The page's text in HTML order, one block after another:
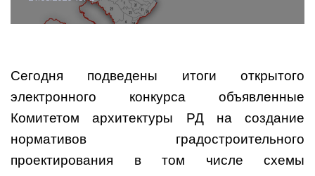
Сегодня подведены итоги открытого
электронного конкурса объявленные
Комитетом архитектуры РД на создание
нормативов градостроительного
проектирования в том числе схемы